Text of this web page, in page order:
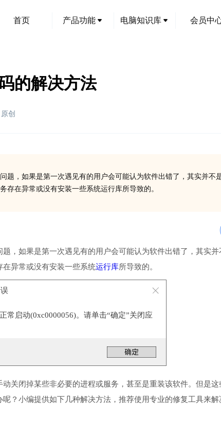
首页 产品功能 电脑知识库 会员中
的解决方法
原创
题，如果是第一次遇见有的用户会可能认为软件出错了，其实并不是
存在异常或没有安装一些系统运行库所导致的。
，如果是第一次遇见有的用户会可能认为软件出错了，其实
异常或没有安装一些系统运行库所导致的。
常启动(0xc0000056)。请单击“确定”关闭应
关闭掉某些非必要的进程或服务，甚至是重装该软件。但是这
？小编提供如下几种解决方法，推荐使用专业的修复工具来解